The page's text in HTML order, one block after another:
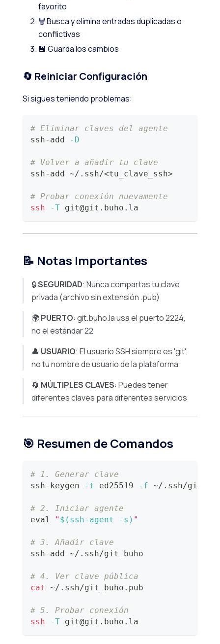
favorito
🗑️ Busca y elimina entradas duplicadas o
conflictivas
💾 Guarda los cambios
🔄 Reiniciar Configuración
Si sigues teniendo problemas:
# Eliminar claves del agente
ssh-add
-D
# Volver a añadir tu clave
ssh-add ~/.ssh/<tu_clave_ssh>
# Probar conexión nuevamente
ssh
-T git@git.buho.la
📝 Notas Importantes
🔒SEGURIDAD: Nunca compartas tu clave
privada (archivo sin extensión .pub)
🌍PUERTO: git.buho.la usa el puerto 2224,
no el estándar 22
👤 USUARIO: El usuario SSH siempre es 'git',
no tu nombre de usuario de la plataforma
🔄 MÚLTIPLES CLAVES: Puedes tener
diferentes claves para diferentes servicios
🎯 Resumen de Comandos
# 1. Generar clave
ssh-keygen
-t ed25519 -f ~/.ssh/
# 2. Iniciar agente
eval
" $( ssh-agent -s ) "
# 3. Añadir clave
ssh-add ~/.ssh/git_buho
# 4. Ver clave pública
cat
~/.ssh/git_buho.pub
# 5. Probar conexión
ssh
-T git@git.buho.la